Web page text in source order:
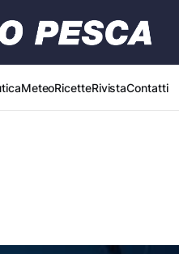
MeteoRicetteRivistaContatti